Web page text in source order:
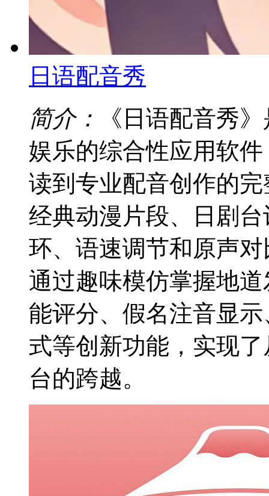
日语配音秀
简介：
《日语配音秀
娱乐的综合性应用软
读到专业配音创作的
经典动漫片段、日剧
环、语速调节和原声
通过趣味模仿掌握地
能评分、假名注音显
式等创新功能，实现
台的跨越。